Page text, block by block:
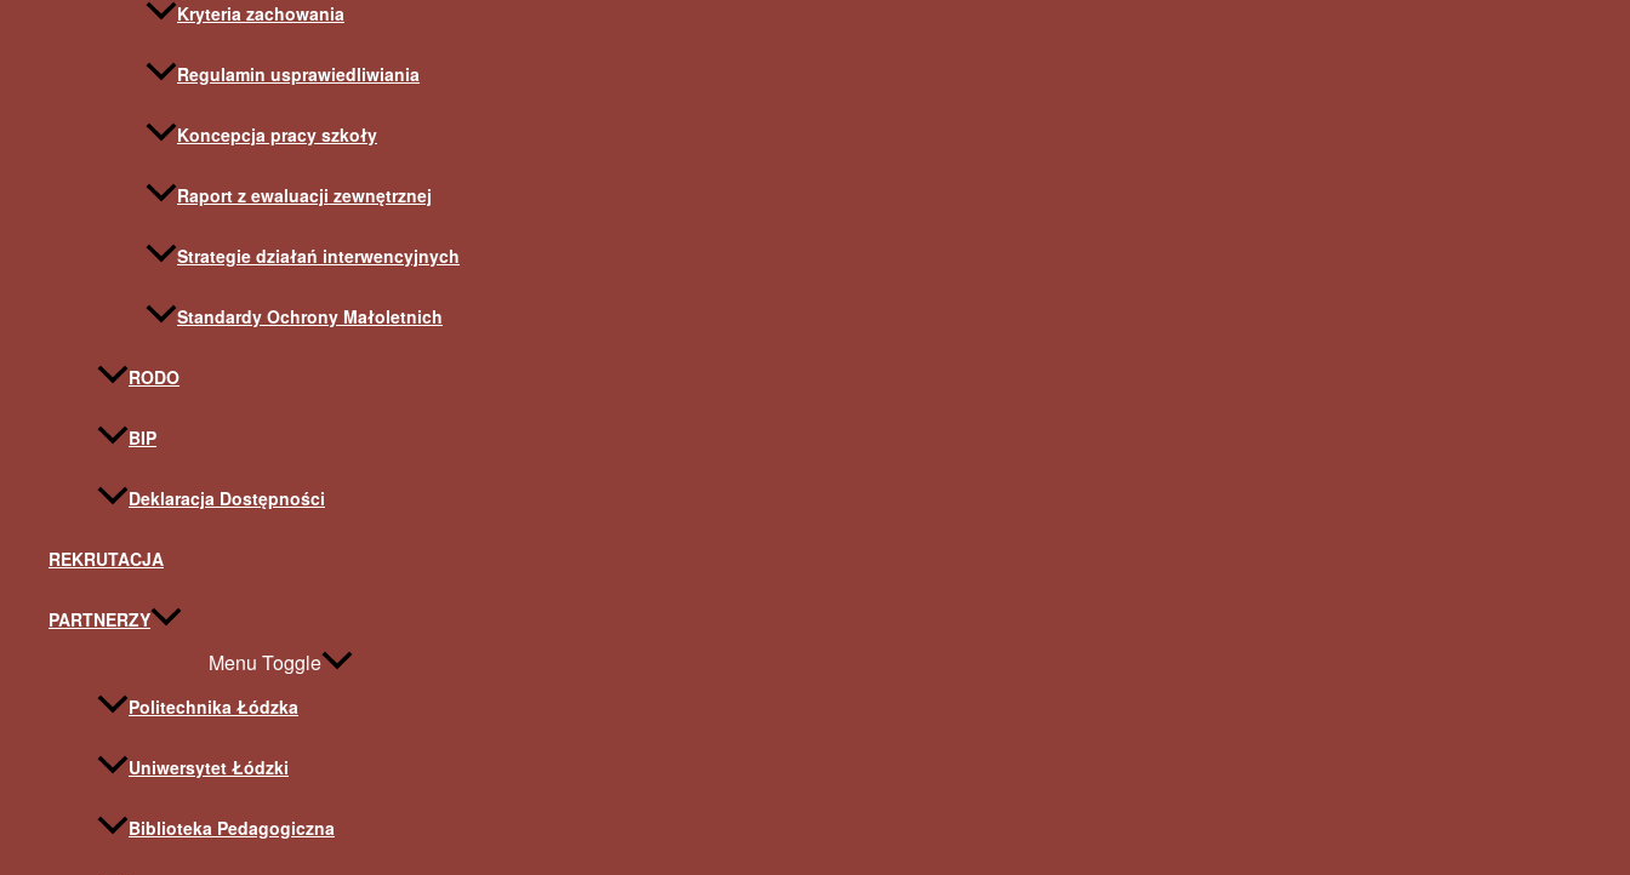
Kryteria zachowania
Regulamin usprawiedliwiania
Koncepcja pracy szkoły
Raport z ewaluacji zewnętrznej
Strategie działań interwencyjnych
Standardy Ochrony Małoletnich
RODO
BIP
Deklaracja Dostępności
REKRUTACJA
PARTNERZY
Menu Toggle
Politechnika Łódzka
Uniwersytet Łódzki
Biblioteka Pedagogiczna